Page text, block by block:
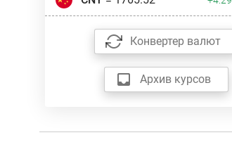
Конвертер валют
Архив курсов